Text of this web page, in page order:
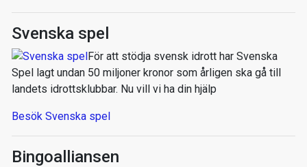
Svenska spel
För att stödja svensk idrott har Svenska
Spel lagt undan 50 miljoner kronor som årligen ska gå till
landets idrottsklubbar. Nu vill vi ha din hjälp
Besök Svenska spel
Bingoalliansen